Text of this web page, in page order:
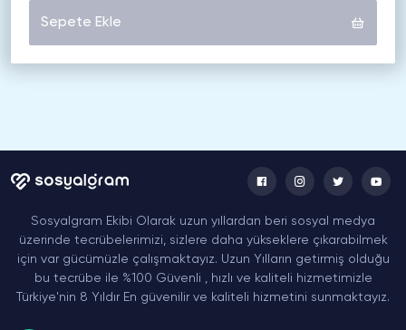
Sepete Ekle
Sosyalgram Ekibi Olarak uzun yıllardan beri sosyal medya
üzerinde tecrübelerimizi, sizlere daha yükseklere çıkarabilmek
için var gücümüzle çalışmaktayız. Uzun Yılların getirmiş olduğu
bu tecrübe ile %100 Güvenli , hızlı ve kaliteli hizmetimizle
Türkiye'nin 8 Yıldır En güvenilir ve kaliteli hizmetini sunmaktayız.